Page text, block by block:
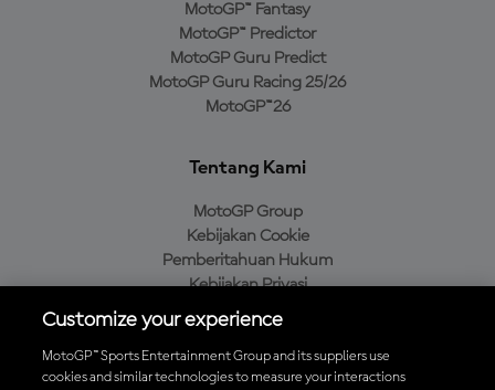
MotoGP™ Fantasy
MotoGP™ Predictor
MotoGP Guru Predict
MotoGP Guru Racing 25/26
MotoGP™26
Tentang Kami
MotoGP Group
Kebijakan Cookie
Pemberitahuan Hukum
Kebijakan Privasi
Kebijakan Pembelian
Customize your experience
MotoGP™ Sports Entertainment Group and its suppliers use
cookies and similar technologies to measure your interactions